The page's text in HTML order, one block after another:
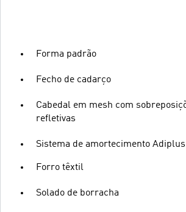
Forma padrão
Fecho de cadarço
Cabedal em mesh com
refletivas
Sistema de amortecimento Adiplus
Forro têxtil
Solado de borracha